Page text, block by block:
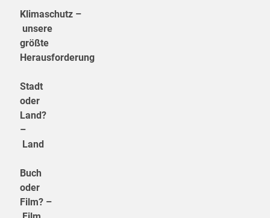
Klimaschutz –
unsere
größte
Herausforderung
Stadt
oder
Land?
–
Land
Buch
oder
Film? –